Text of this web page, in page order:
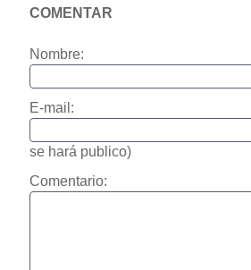
COMENTAR
Nombre:
E-mail:
se hará publico)
Comentario: